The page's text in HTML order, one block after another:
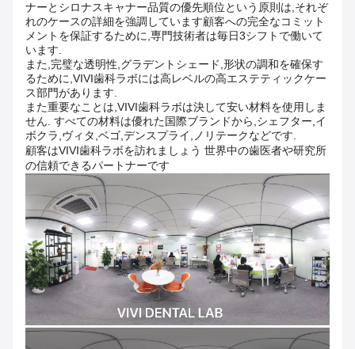
ナーとシロナスキャナー品質の優先順位という原則は,それぞ
れのケースの詳細を強調しています顧客への完全なコミット
メントを保証するために,専門技術者は毎日3シフトで働いて
います.
また,完璧な透明性,グラデントシェード,形状の調和を確保す
るために,VIVI歯科ラボには高レベルの高エステティックケー
ス部門があります.
また重要なことは,VIVI歯科ラボは決して安い材料を使用しま
せん. すべての材料は優れた国際ブランドから,シェフター,イ
ボクラ,ヴィタ,ベゴ,デンスプライ,ノリテークなどです.
顧客はVIVI歯科ラボを訪れましょう 世界中の歯医者や研究所
の信頼できるパートナーです